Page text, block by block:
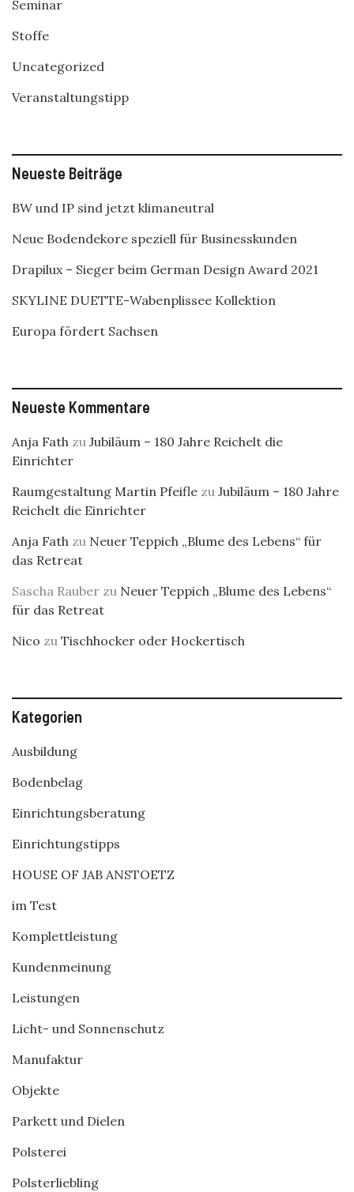
Seminar
Stoffe
Uncategorized
Veranstaltungstipp
Neueste Beiträge
BW und IP sind jetzt klimaneutral
Neue Bodendekore speziell für Businesskunden
Drapilux – Sieger beim German Design Award 2021
SKYLINE DUETTE-Wabenplissee Kollektion
Europa fördert Sachsen
Neueste Kommentare
Anja Fath zu Jubiläum – 180 Jahre Reichelt die
Einrichter
Raumgestaltung Martin Pfeifle zu Jubiläum – 180 Jahre
Reichelt die Einrichter
Anja Fath zu Neuer Teppich „Blume des Lebens“ für
das Retreat
Sascha Rauber zu Neuer Teppich „Blume des Lebens“
für das Retreat
Nico zu Tischhocker oder Hockertisch
Kategorien
Ausbildung
Bodenbelag
Einrichtungsberatung
Einrichtungstipps
HOUSE OF JAB ANSTOETZ
im Test
Komplettleistung
Kundenmeinung
Leistungen
Licht- und Sonnenschutz
Manufaktur
Objekte
Parkett und Dielen
Polsterei
Polsterliebling